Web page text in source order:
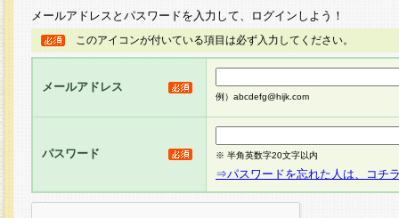
メールアドレスとパスワードを入力して、ログインしよう！
このアイコンが付いている項目は必ず入力してください。
メールアドレス
例）abcdefg@hijk.com
パスワード ※ 半角英数字20文字以内
⇒パスワードを忘れた人は、コチ